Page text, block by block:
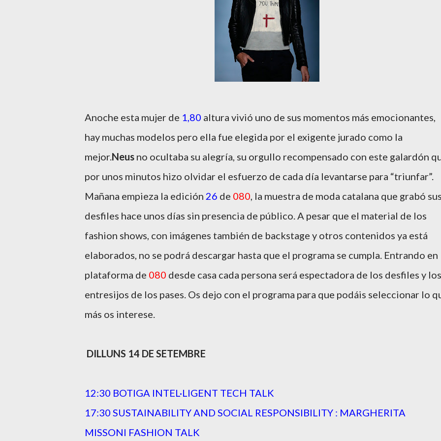
Anoche esta mujer de 1,80 altura vivió uno de sus momentos más emocionantes,
hay muchas modelos pero ella fue elegida por el exigente jurado como la
mejor.Neus no ocultaba su alegría, su orgullo recompensado con este galardón
por unos minutos hizo olvidar el esfuerzo de cada día levantarse para “triunfar”.
Mañana empieza la edición 26 de 080, la muestra de moda catalana que grabó
desfiles hace unos días sin presencia de público. A pesar que el material de los
fashion shows, con imágenes también de backstage y otros contenidos ya está
elaborados, no se podrá descargar hasta que el programa se cumpla. Entrando en
plataforma de 080 desde casa cada persona será espectadora de los desfiles y los
entresijos de los pases. Os dejo con el programa para que podáis seleccionar lo
más os interese.
DILLUNS 14 DE SETEMBRE
12:30 BOTIGA INTEL·LIGENT TECH TALK
17:30 SUSTAINABILITY AND SOCIAL RESPONSIBILITY : MARGHERITA
MISSONI FASHION TALK